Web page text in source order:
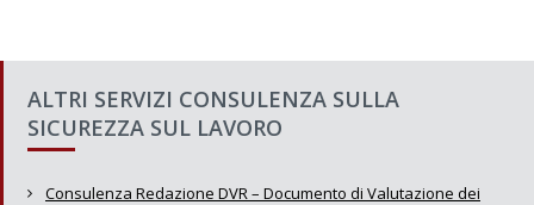
ALTRI SERVIZI CONSULENZA SULLA
SICUREZZA SUL LAVORO
Consulenza Redazione DVR – Documento di Valutazione dei